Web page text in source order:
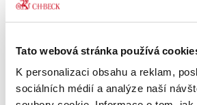
Tato webová stránka používá
K personalizaci obsahu a reklam,
sociálních médií a analýze naší
690,00 Kč
Učebnice práva cenných papírů
druhém vydání přináší
podrobný obecný výklad k